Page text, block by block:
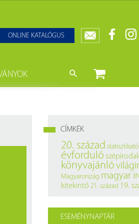
ONLINE KATALÓGUS
CÍMKÉK
20. század
évforduló
könyvajánló
Magyarország magyar
kitekintő 21. század 19.
ESEMÉNYNAPTÁR